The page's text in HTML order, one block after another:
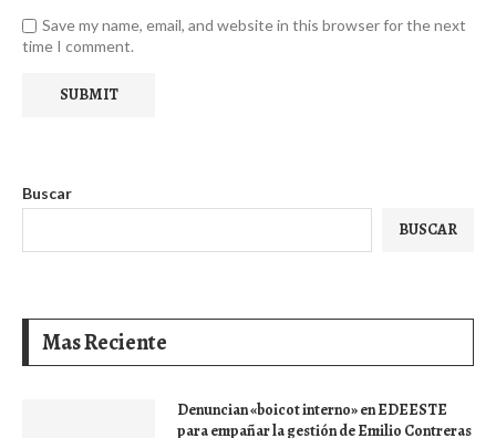
Save my name, email, and website in this browser for the next
time I comment.
Buscar
BUSCAR
Mas Reciente
Denuncian «boicot interno» en EDEESTE
para empañar la gestión de Emilio Contreras